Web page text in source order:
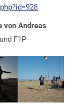
von Andreas
F1P